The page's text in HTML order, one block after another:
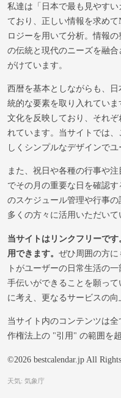
私達は「日本で最も見やす
ており、正しい情報を求め
ロジーを用いて分析。情報
の伝統と現代のニーズを融
がけています。
西暦を基本としながらも、
統的な要素を取り入れてい
文化を反映しており、それ
れています。当サイトでは
しくシンプルなデザインでユ
また、祝日や各種の行事や
でその月の重要な日を確認
のスケジュール管理や行事の
多くの方々に活用いただいて
当サイトはリンクフリーで
用できます。 ぜひ周囲の方
トがユーザーの日常生活の
手伝いができることを願っ
に考え、更なるサービスの向
当サイト内のコンテンツは
作権法上の "引用" の範囲を
©2026 bestcalendar.jp All Rights
天気: 気象庁